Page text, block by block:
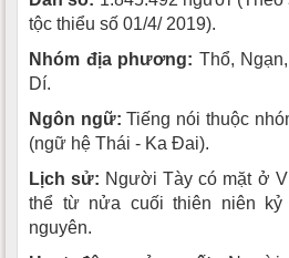
tộc thiểu số 01/4/ 2019).
Nhóm địa phương: Thổ,
Dí.
Ngôn ngữ: Tiếng nói thuộc
(ngữ hệ Thái - Ka Ðai).
Lịch sử: Người Tày có mặt ở
thể từ nửa cuối thiên niên
nguyên.